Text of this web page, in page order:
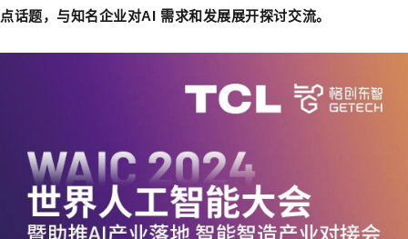
点话题，与知名企业对AI 需求和发展展开探讨交流。